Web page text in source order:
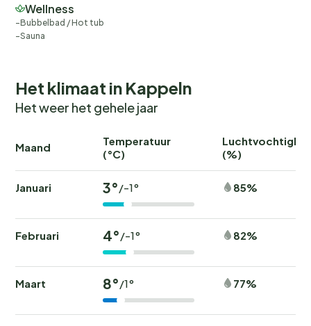
Wellness
Bubbelbad / Hot tub
Sauna
Het klimaat in Kappeln
Het weer het gehele jaar
Maand
Temperatuur
(°C)
(%)
Januari 3°/-1° 85%
Februari 4°/-1° 82%
Maart 8°/1° 77%